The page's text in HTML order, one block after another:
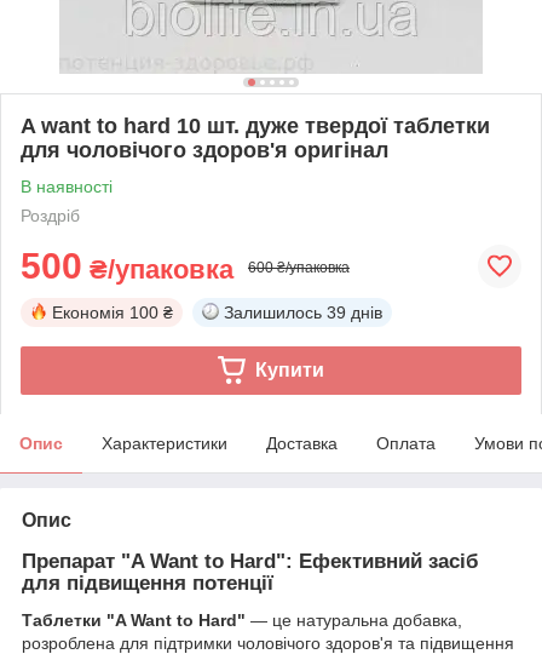
A want to hard 10 шт. дуже твердої таблетки
для чоловічого здоров'я оригінал
В наявності
Роздріб
500 ₴/упаковка 600 ₴/упаковка
Економія 100 ₴ Залишилось 39 днів
Купити
Опис Характеристики Доставка Оплата Умови
Опис
Препарат "A Want to Hard": Ефективний засіб
для підвищення потенції
Таблетки "A Want to Hard" — це натуральна добавка,
розроблена для підтримки чоловічого здоров'я та підвищення